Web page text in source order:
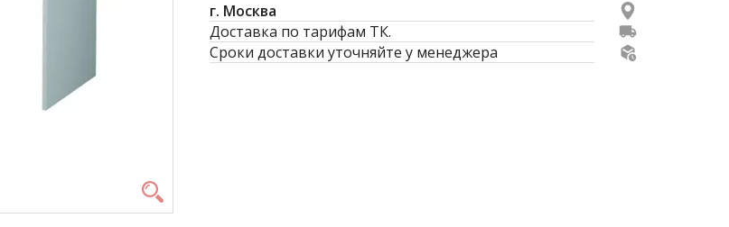
г. Москва
Доставка по тарифам ТК.
Сроки доставки уточняйте у менеджера